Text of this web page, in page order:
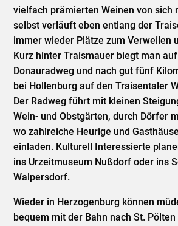
vielfach prämierten Weinen von sich
selbst verläuft eben entlang der
immer wieder Plätze zum Verweilen
Kurz hinter Traismauer biegt man
Donauradweg und nach gut fünf
bei Hollenburg auf den Traisentaler
Der Radweg führt mit kleinen
Wein- und Obstgärten, durch Dörfer
wo zahlreiche Heurige und
einladen. Kulturell Interessierte
ins Urzeitmuseum Nußdorf oder ins
Walpersdorf.
Wieder in Herzogenburg können
bequem mit der Bahn nach St.